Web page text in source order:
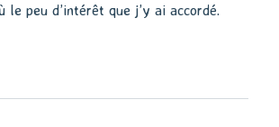
le peu d’intérêt que j’y ai accordé.